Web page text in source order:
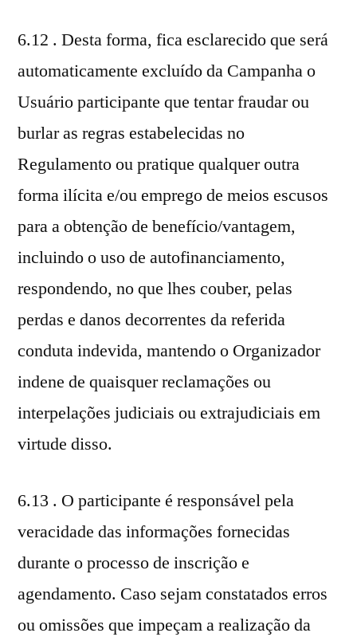
6.12 . Desta forma, fica esclarecido que será
automaticamente excluído da Campanha o
Usuário participante que tentar fraudar ou
burlar as regras estabelecidas no
Regulamento ou pratique qualquer outra
forma ilícita e/ou emprego de meios escusos
para a obtenção de benefício/vantagem,
incluindo o uso de autofinanciamento,
respondendo, no que lhes couber, pelas
perdas e danos decorrentes da referida
conduta indevida, mantendo o Organizador
indene de quaisquer reclamações ou
interpelações judiciais ou extrajudiciais em
virtude disso.
6.13 . O participante é responsável pela
veracidade das informações fornecidas
durante o processo de inscrição e
agendamento. Caso sejam constatados erros
ou omissões que impeçam a realização da